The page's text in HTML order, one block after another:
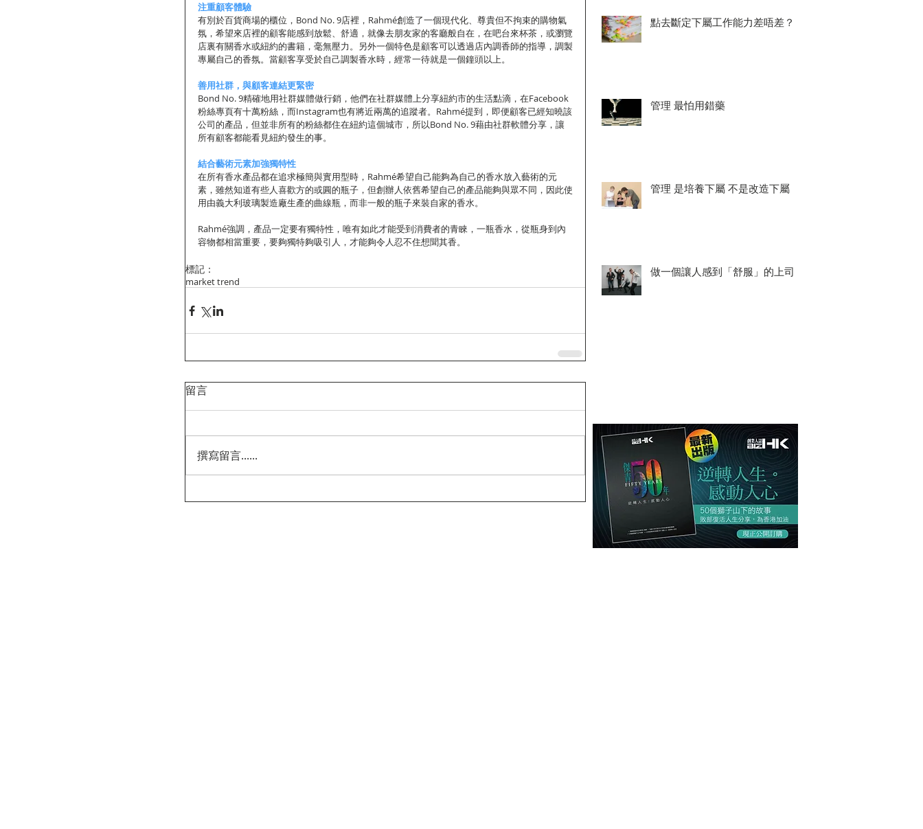
注重顧客體驗
有別於百貨商場的櫃位，Bond No. 9店裡，Rahmé創造了一個現代化、尊貴但不拘束的購物氣
氛，希望來店裡的顧客能感到放鬆、舒適，就像去朋友家的客廳般自在，在吧台來杯茶，或瀏覽
店裏有關香水或紐約的書籍，毫無壓力。另外一個特色是顧客可以透過店內調香師的指導，調製
專屬自己的香氛。當顧客享受於自己調製香水時，經常一待就是一個鐘頭以上。
善用社群，與顧客連結更緊密
Bond No. 9精確地用社群媒體做行銷，他們在社群媒體上分享紐約市的生活點滴，在Facebook
粉絲專頁有十萬粉絲，而Instagram也有將近兩萬的追蹤者。Rahmé提到，即便顧客已經知曉該
公司的產品，但並非所有的粉絲都住在紐約這個城市，所以Bond No. 9藉由社群軟體分享，讓
所有顧客都能看見紐約發生的事。
結合藝術元素加強獨特性
在所有香水產品都在追求極簡與實用型時，Rahmé希望自己能夠為自己的香水放入藝術的元
素，雖然知道有些人喜歡方的或圓的瓶子，但創辦人依舊希望自己的產品能夠與眾不同，因此使
用由義大利玻璃製造廠生產的曲線瓶，而非一般的瓶子來裝自家的香水。
Rahmé強調，產品一定要有獨特性，唯有如此才能受到消費者的青睞，一瓶香水，從瓶身到內
容物都相當重要，要夠獨特夠吸引人，才能夠令人忍不住想聞其香。
標記：
market trend
留言
撰寫留言......
點去斷定下屬工作能力差唔差？
管理 最怕用錯藥
管理 是培養下屬 不是改造下屬
做一個讓人感到「舒服」的上司